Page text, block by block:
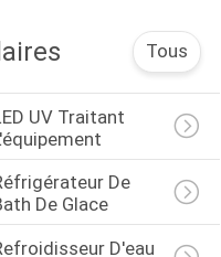
Tous
UV Traitant
De
De Glace
D'eau